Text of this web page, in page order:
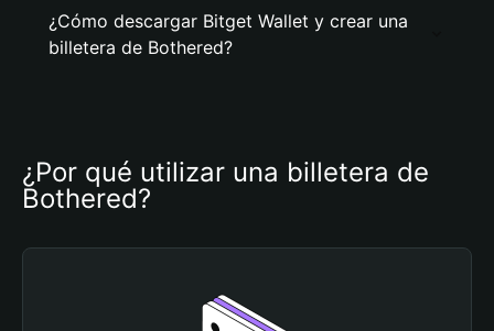
¿Cómo descargar Bitget Wallet y crear una
billetera de Bothered?
¿Por qué utilizar una billetera de
Bothered?